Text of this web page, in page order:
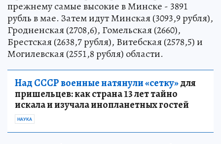
прежнему самые высокие в Минске - 3891
рубль в мае. Затем идут Минская (3093,9 рубля),
Гродненская (2708,6), Гомельская (2660),
Брестская (2638,7 рубля), Витебская (2578,5) и
Могилевская (2551,8 рубля) области.
Над СССР военные натянули «сетку»для
пришельцев: как страна 13 лет тайно
искала и изучала инопланетных гостей
НАУКА